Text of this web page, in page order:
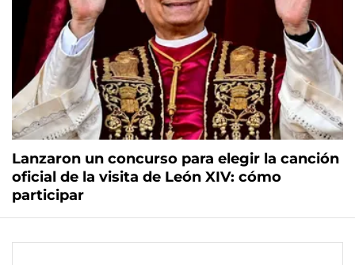
Lanzaron un concurso para elegir la canción
oficial de la visita de León XIV: cómo
participar